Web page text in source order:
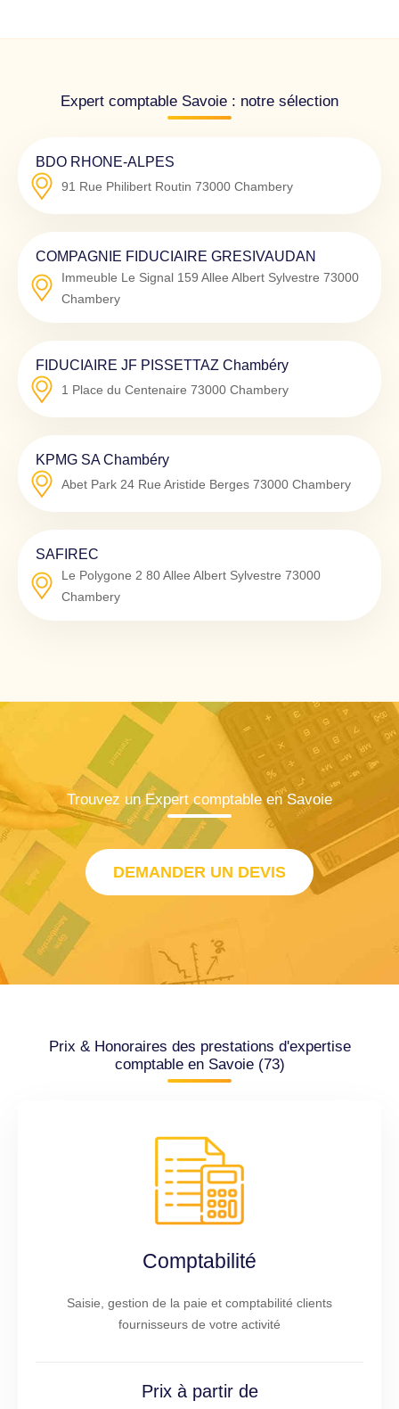
Expert comptable Savoie : notre sélection
BDO RHONE-ALPES
91 Rue Philibert Routin 73000 Chambery
COMPAGNIE FIDUCIAIRE GRESIVAUDAN
Immeuble Le Signal 159 Allee Albert Sylvestre 73000
Chambery
FIDUCIAIRE JF PISSETTAZ Chambéry
1 Place du Centenaire 73000 Chambery
KPMG SA Chambéry
Abet Park 24 Rue Aristide Berges 73000 Chambery
SAFIREC
Le Polygone 2 80 Allee Albert Sylvestre 73000
Chambery
Trouvez un Expert comptable en Savoie
DEMANDER UN DEVIS
Prix & Honoraires des prestations d'expertise
comptable en Savoie (73)
Comptabilité
Saisie, gestion de la paie et comptabilité clients
fournisseurs de votre activité
Prix à partir de